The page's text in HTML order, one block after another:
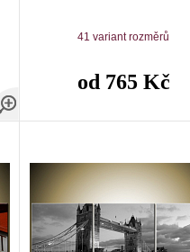
41 variant rozměrů
od 765 Kč